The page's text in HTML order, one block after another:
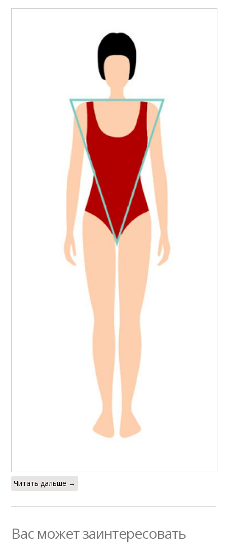
Читать дальше →
Вас может заинтересовать